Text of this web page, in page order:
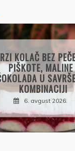
PAPRIKE SA
PIRINČEM NA
SOČAN I
RUČAK IZ JEDNE
7. avgust 2026.